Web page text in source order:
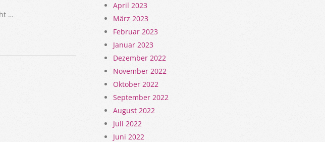
…
April 2023
März 2023
Februar 2023
Januar 2023
Dezember 2022
November 2022
Oktober 2022
September 2022
August 2022
Juli 2022
Juni 2022